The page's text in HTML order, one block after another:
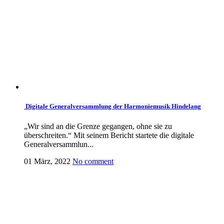
Digitale Generalversammlung der Harmoniemusik Hindelang
„Wir sind an die Grenze gegangen, ohne sie zu
überschreiten.“ Mit seinem Bericht startete die digitale
Generalversammlun...
01 März, 2022 No comment